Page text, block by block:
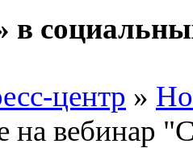
центр »
на вебинар